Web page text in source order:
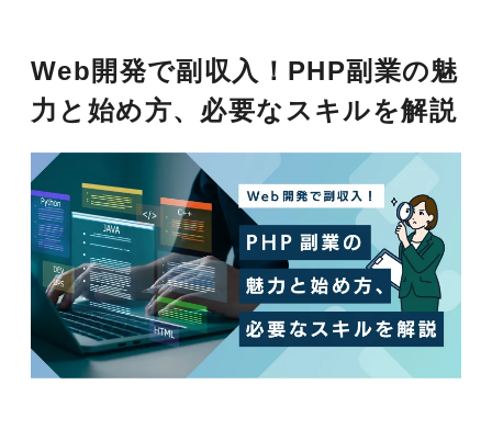
Web開発で副収入！PHP副業の魅
力と始め方、必要なスキルを解説